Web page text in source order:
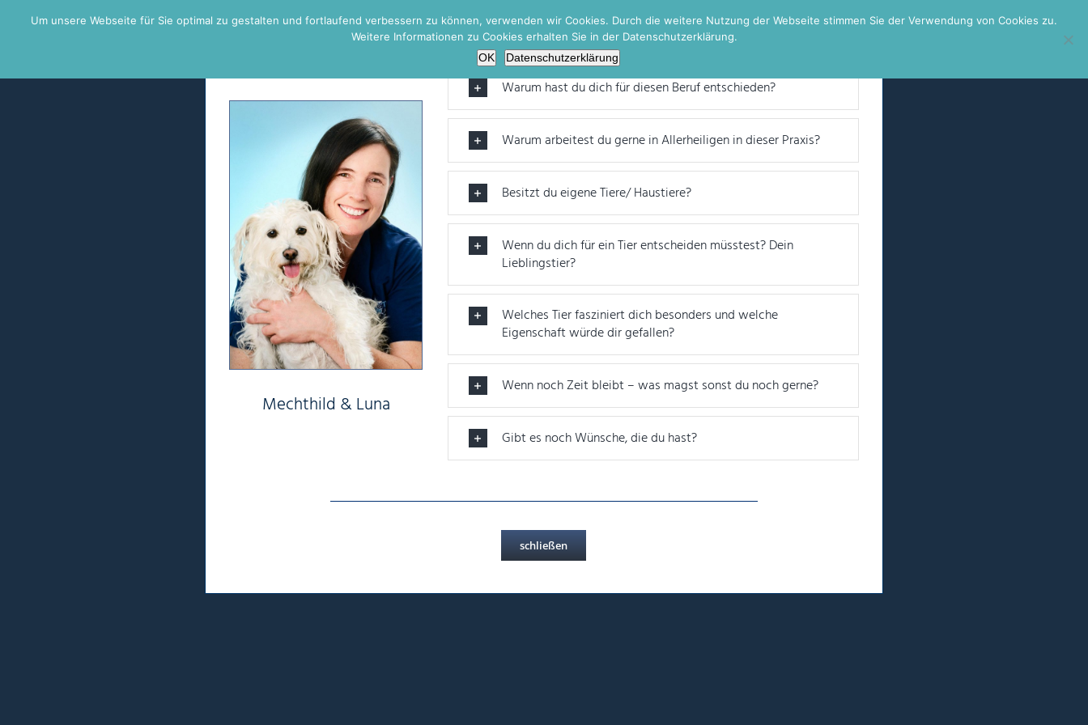
Mechthild & Luna
Warum hast du dich für diesen Beruf entschieden?
Warum arbeitest du gerne in Allerheiligen in dieser Praxis?
Besitzt du eigene Tiere/ Haustiere?
Wenn du dich für ein Tier entscheiden müsstest? Dein
Lieblingstier?
Welches Tier fasziniert dich besonders und welche
Eigenschaft würde dir gefallen?
Wenn noch Zeit bleibt – was magst sonst du noch gerne?
Gibt es noch Wünsche, die du hast?
schließen
Um unsere Webseite für Sie optimal zu gestalten und fortlaufend verbessern zu können, verwenden wir Cookies. Durch die weitere Nutzung der Webseite stimmen Sie der Verwendung von Cookies zu.
Weitere Informationen zu Cookies erhalten Sie in der Datenschutzerklärung.
OK
Datenschutzerklärung